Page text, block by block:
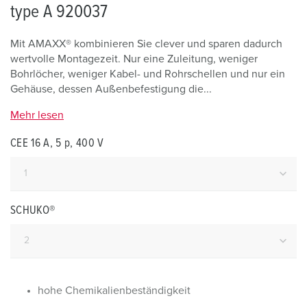
type A 920037
Mit AMAXX® kombinieren Sie clever und sparen dadurch
wertvolle Montagezeit. Nur eine Zuleitung, weniger
Bohrlöcher, weniger Kabel- und Rohrschellen und nur ein
Gehäuse, dessen Außenbefestigung die...
Mehr lesen
CEE 16 A, 5 p, 400 V
SCHUKO®
hohe Chemikalienbeständigkeit